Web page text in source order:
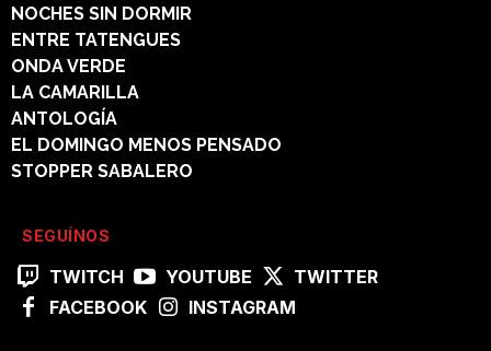
NOCHES SIN DORMIR
ENTRE TATENGUES
ONDA VERDE
LA CAMARILLA
ANTOLOGÍA
EL DOMINGO MENOS PENSADO
STOPPER SABALERO
SEGUÍNOS
TWITCH YOUTUBE
TWITTER
FACEBOOK
INSTAGRAM